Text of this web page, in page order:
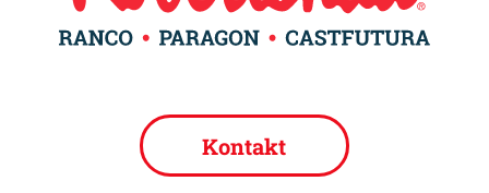
Kontakt